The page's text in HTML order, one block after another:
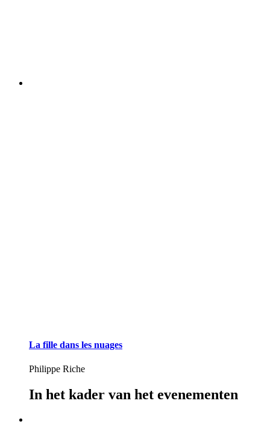
La fille dans les nuages
Philippe Riche
In het kader van het evenementen